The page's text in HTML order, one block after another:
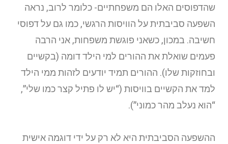
שהדפוסים האלו הם משפחתיים- כלומר לרוב, נראה
השפעה סביבתית על הוויסות הרגשי, כמו גם על דפוסי
חשיבה. במכון, כשאני פוגשת משפחות, אני הרבה
פעמים שואלת את ההורים למי הילד דומה (בקשיים
ובחוזקות שלו). ההורים תמיד יודעים לזהות ממי הילד
למד את הקשיים בוויסות (“יש לו פתיל קצר כמו שלי”,
“הוא נעלב מהר כמוני”).
ההשפעה הסביבתית היא לא רק על ידי דוגמה אישית